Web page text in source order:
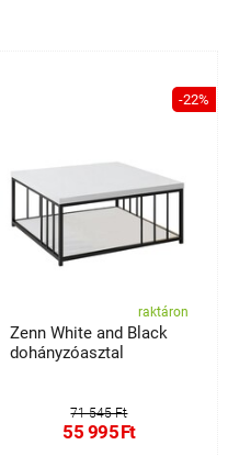
-22%
raktáron
Zenn White and Black
dohányzóasztal
71 545 Ft
55 995Ft